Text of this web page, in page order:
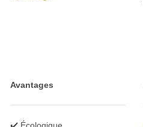
Avantages